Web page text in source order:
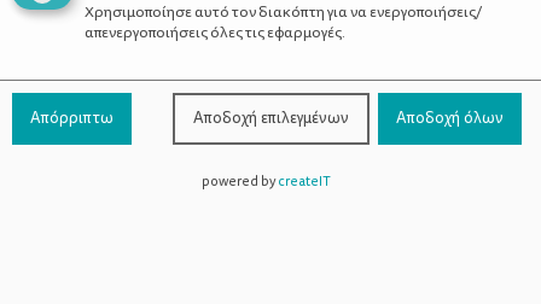
Χρησιμοποίησε αυτό τον διακόπτη για να ενεργοποιήσεις/
απενεργοποιήσεις όλες τις εφαρμογές.
Απόρριπτω Αποδοχή επιλεγμένων Αποδοχή όλων
powered bycreateIT